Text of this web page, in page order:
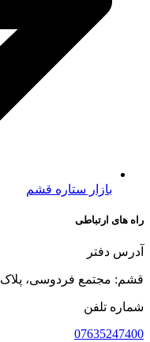
بازار ستاره قشم
راه های ارتباطی
آدرس دفتر
قشم: مجتمع فردوسی، پلاک 1001
شماره تلفن
07635247400